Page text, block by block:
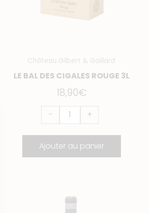
Château Gilbert & Gaillard
LE BAL DES CIGALES ROUGE 3L
18,90€
- +
Ajouter au panier